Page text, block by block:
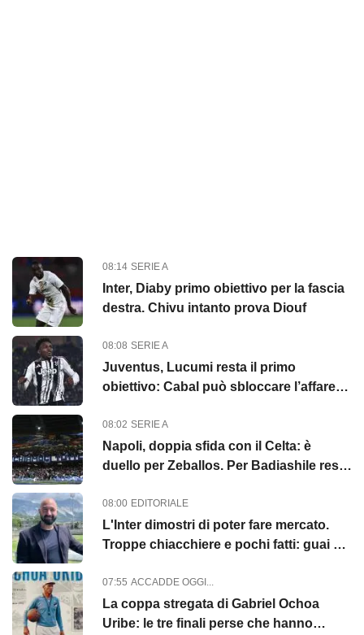
08:14 SERIE A
Inter, Diaby primo obiettivo per la fascia
destra. Chivu intanto prova Diouf
08:08 SERIE A
Juventus, Lucumi resta il primo
obiettivo: Cabal può sbloccare l’affare
08:02 SERIE A
Napoli, doppia sfida con il Celta: è
duello per Zeballos. Per Badiashile resta
08:00 EDITORIALE
L'Inter dimostri di poter fare mercato.
Troppe chiacchiere e pochi fatti: guai a
07:55 ACCADDE OGGI...
La coppa stregata di Gabriel Ochoa
Uribe: le tre finali perse che hanno